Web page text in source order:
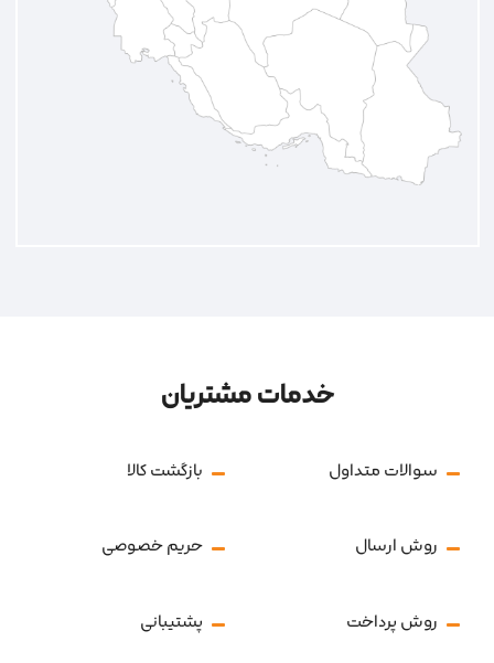
خدمات مشتریان
سوالات متداول بازگشت کالا
روش ارسال حریم خصوصی
روش پرداخت پشتیبانی